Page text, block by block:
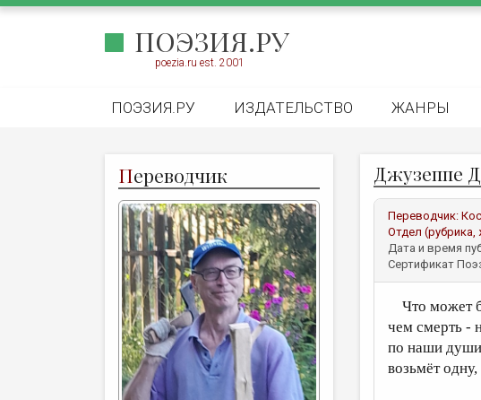
ПОЭЗИЯ.РУ
poezia.ru est. 2001
ПОЭЗИЯ.РУ ИЗДАТЕЛЬСТВО ЖАНРЫ
Переводчик Джузеппе
Переводчик:
Отдел (рубрика,
Дата и время
Сертификат
Что может
чем смерть -
по наши души
возьмёт одну,